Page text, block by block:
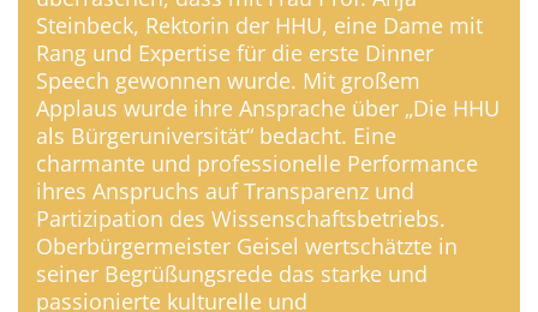
Steinbeck, Rektorin der HHU, eine Dame mit
Rang und Expertise für die erste Dinner
Speech gewonnen wurde. Mit großem
Applaus wurde ihre Ansprache über „Die HHU
als Bürgeruniversität“ bedacht. Eine
charmante und professionelle Performance
ihres Anspruchs auf Transparenz und
Partizipation des Wissenschaftsbetriebs.
Oberbürgermeister Geisel wertschätzte in
seiner Begrüßungsrede das starke und
passionierte kulturelle und